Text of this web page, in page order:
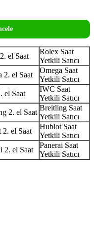
el Saat
Rolex Saat
Yetkili Satıcı
2. el Saat
Omega Saat
Yetkili Satıcı
el Saat
IWC Saat
Yetkili Satıcı
2. el Saat
Breitling Saat
Yetkili Satıcı
el Saat
Hublot Saat
Yetkili Satıcı
2. el Saat
Panerai Saat
Yetkili Satıcı